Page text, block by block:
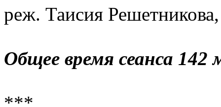
реж. Таисия
Общее время сеанса 142
***